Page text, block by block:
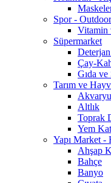
Spor - Outdoor
Vitamin
Süpermarket
Çay-
Gıda
Tarım ve
Altlık
Toprak
Yem
Yapı Market -
Ahşap
Bahçe
Banyo